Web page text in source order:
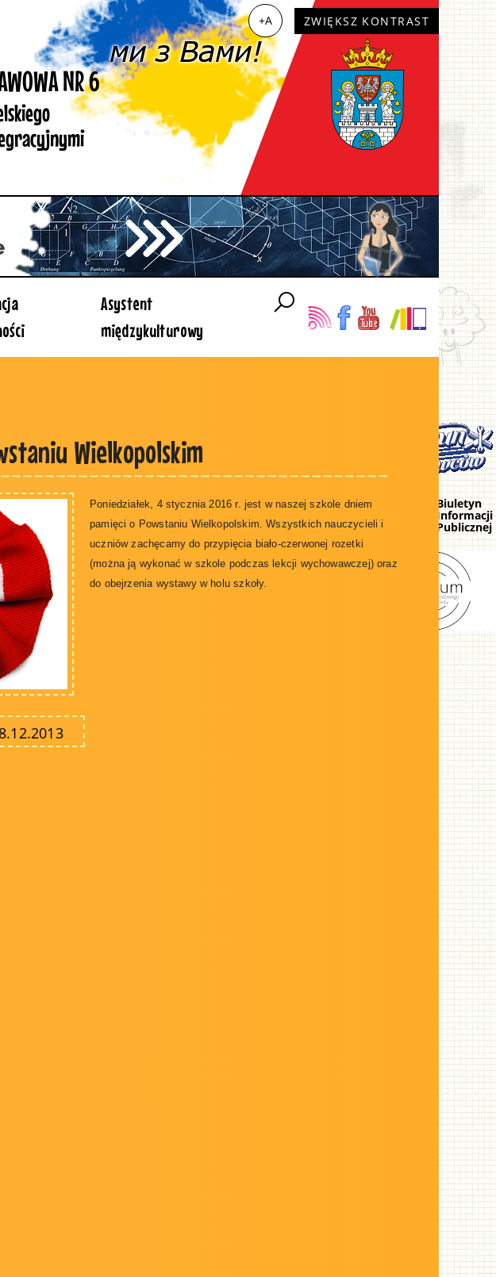
+A ZWIĘKSZ KONTRAST
Asystent
międzykulturowy
Wielkopolskim
Poniedziałek, 4 stycznia 2016 r. jest w naszej szkole dniem
pamięci o Powstaniu Wielkopolskim. Wszystkich nauczycieli i
uczniów zachęcamy do przypięcia biało-czerwonej rozetki
(można ją wykonać w szkole podczas lekcji wychowawczej) oraz
do obejrzenia wystawy w holu szkoły.